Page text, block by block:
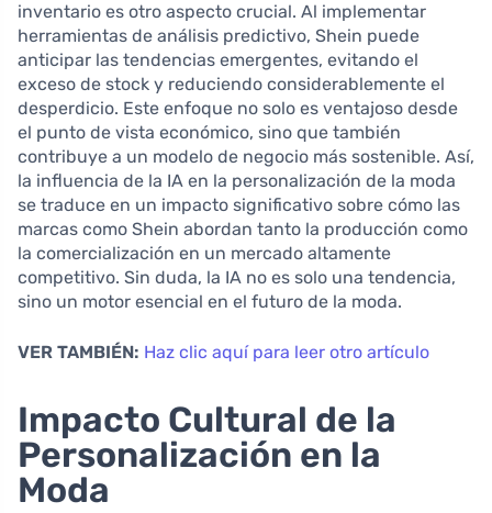
inventario es otro aspecto crucial. Al implementar
herramientas de análisis predictivo, Shein puede
anticipar las tendencias emergentes, evitando el
exceso de stock y reduciendo considerablemente el
desperdicio. Este enfoque no solo es ventajoso desde
el punto de vista económico, sino que también
contribuye a un modelo de negocio más sostenible. Así,
la influencia de la IA en la personalización de la moda
se traduce en un impacto significativo sobre cómo las
marcas como Shein abordan tanto la producción como
la comercialización en un mercado altamente
competitivo. Sin duda, la IA no es solo una tendencia,
sino un motor esencial en el futuro de la moda.
VER TAMBIÉN: Haz clic aquí para leer otro artículo
Impacto Cultural de la
Personalización en la
Moda